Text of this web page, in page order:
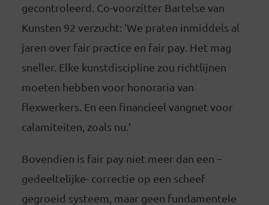
gecontroleerd. Co-voorzitter Bartelse van
Kunsten 92 verzucht: ‘We praten inmiddels al
jaren over fair practice en fair pay. Het mag
sneller. Elke kunstdiscipline zou richtlijnen
moeten hebben voor honoraria van
flexwerkers. En een financieel vangnet voor
calamiteiten, zoals nu.’
Bovendien is fair pay niet meer dan een –
gedeeltelijke- correctie op een scheef
gegroeid systeem, maar geen fundamentele